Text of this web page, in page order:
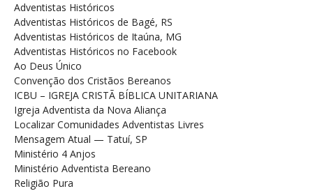
Adventistas Históricos
Adventistas Históricos de Bagé, RS
Adventistas Históricos de Itaúna, MG
Adventistas Históricos no Facebook
Ao Deus Único
Convenção dos Cristãos Bereanos
ICBU – IGREJA CRISTÃ BÍBLICA UNITARIANA
Igreja Adventista da Nova Aliança
Localizar Comunidades Adventistas Livres
Mensagem Atual — Tatuí, SP
Ministério 4 Anjos
Ministério Adventista Bereano
Religião Pura